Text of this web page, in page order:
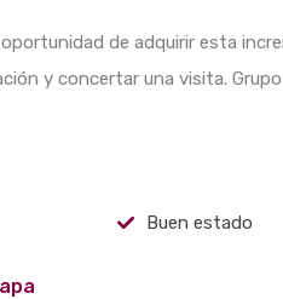
de adquirir esta
y concertar una visita.
Buen estado